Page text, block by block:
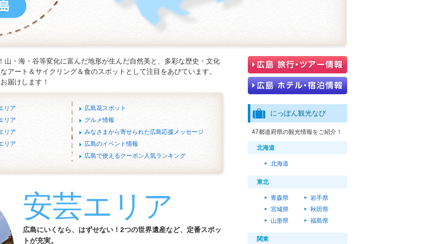
山・海・谷等変化に富んだ地形が生んだ自然美と、多彩な歴史・文化
アート＆サイクリング＆食のスポットとして注目をあびています。
届けします！
リア
リア
リア
リア
広島花スポット
グルメ情報
みなさまから寄せられた広島応援メッセージ
広島のイベント情報
広島で使えるクーポン人気ランキング
安芸エリア
広島にいくなら、はずせない！2つの世界遺産など、定番スポッ
トが充実。
にっぽん観光なび
47都道府県の観光情報をご紹介！
北海道
北海道
東北
青森県
岩手県
宮城県
秋田県
山形県
福島県
関東